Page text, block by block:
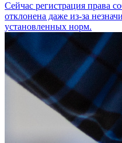
Сейчас регистрация права
отклонена даже из-за
установленных норм.